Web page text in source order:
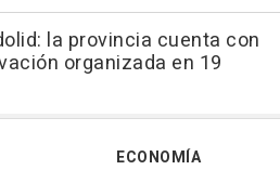
la provincia cuenta con
organizada en 19
ECONOMÍA